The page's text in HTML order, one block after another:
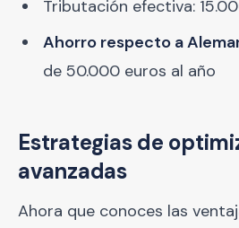
Tributación efectiva:
Ahorro respecto a
de 50.000 euros al año
Estrategias de
avanzadas
Ahora que conoces las